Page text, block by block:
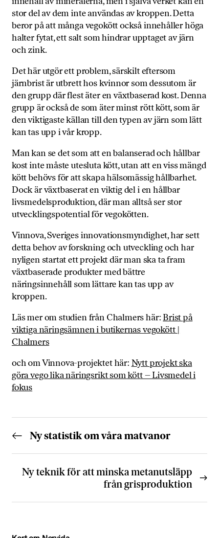
stor del av dem inte användas av kroppen. Detta
beror på att många vegokött också innehåller höga
halter fytat, ett salt som hindrar upptaget av järn
och zink.
Det här utgör ett problem, särskilt eftersom
järnbrist är utbrett hos kvinnor som dessutom är
den grupp där flest äter en växtbaserad kost. Denna
grupp är också de som äter minst rött kött, som är
den viktigaste källan till den typen av järn som lätt
kan tas upp i vår kropp.
Man kan se det som att en balanserad och hållbar
kost inte måste utesluta kött, utan att en viss mängd
kött behövs för att skapa hälsomässig hållbarhet.
Dock är växtbaserat en viktig del i en hållbar
livsmedelsproduktion, där man alltså ser stor
utvecklingspotential för vegokötten.
Vinnova, Sveriges innovationsmyndighet, har sett
detta behov av forskning och utveckling och har
nyligen startat ett projekt där man ska ta fram
växtbaserade produkter med bättre
näringsinnehåll som lättare kan tas upp av
kroppen.
Läs mer om studien från Chalmers här:Brist på
viktiga näringsämnen i butikernas vegokött |
Chalmers
och om Vinnova-projektet här: Nytt projekt ska
göra vego lika näringsrikt som kött – Livsmedel i
fokus
Ny statistik om våra matvanor
Ny teknik för att minska metanutsläpp
från grisproduktion
N